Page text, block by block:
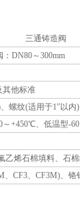
三通铸造阀
DN80～300mm
其他标准
螺纹(适用于1″以内)
+450℃、低温型-
乙烯石棉填料、石
、CF3、CF3M)、